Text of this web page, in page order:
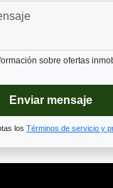
sobre ofertas
Enviar mensaje
los Términos de servicio y